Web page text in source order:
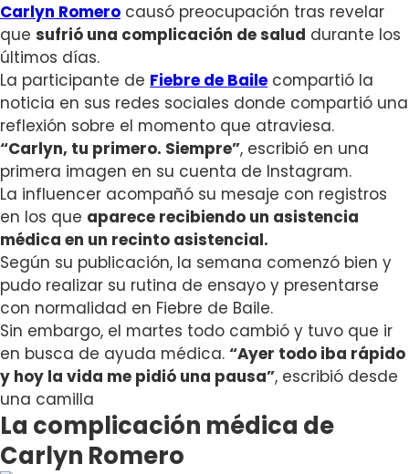
Carlyn Romero causó preocupación tras revelar
que sufrió una complicación de salud durante los
últimos días.
La participante de Fiebre de Baile compartió la
noticia en sus redes sociales donde compartió una
reflexión sobre el momento que atraviesa.
“Carlyn, tu primero. Siempre”, escribió en una
primera imagen en su cuenta de Instagram.
La influencer acompañó su mesaje con registros
en los que aparece recibiendo un asistencia
médica en un recinto asistencial.
Según su publicación, la semana comenzó bien y
pudo realizar su rutina de ensayo y presentarse
con normalidad en Fiebre de Baile.
Sin embargo, el martes todo cambió y tuvo que ir
en busca de ayuda médica. “Ayer todo iba rápido
y hoy la vida me pidió una pausa”, escribió desde
una camilla
La complicación médica de
Carlyn Romero